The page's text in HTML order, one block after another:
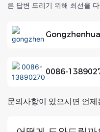
른 답변 드리기 위해 최선을
0086-
문의사항이 있으시면 언